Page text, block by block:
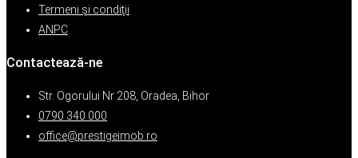
Termeni şi condiţii
ANPC
Contactează-ne
Str. Ogorului Nr 208, Oradea, Bihor
0790 340 000
office@prestigeimob.ro